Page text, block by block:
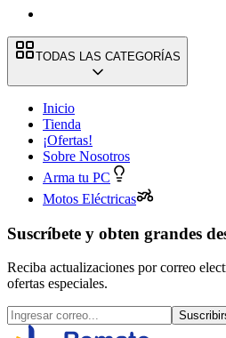
TODAS LAS CATEGORÍAS
Inicio
Tienda
¡Ofertas!
Sobre Nosotros
Arma tu PC
Motos Eléctricas
Suscríbete y obten grandes
Reciba actualizaciones por correo
ofertas especiales.